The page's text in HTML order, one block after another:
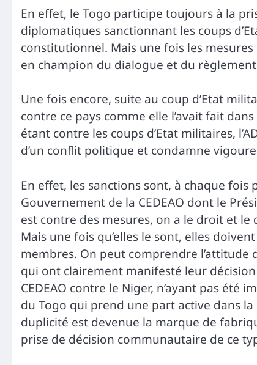
En effet, le Togo participe toujours à la
diplomatiques sanctionnant les coups
constitutionnel. Mais une fois les
en champion du dialogue et du
Une fois encore, suite au coup d’Etat
contre ce pays comme elle l’avait fait
étant contre les coups d’Etat militaires,
d’un conflit politique et condamne
En effet, les sanctions sont, à chaque fois
Gouvernement de la CEDEAO dont le
est contre des mesures, on a le droit et le
Mais une fois qu’elles le sont, elles
membres. On peut comprendre l’attitude
qui ont clairement manifesté leur
CEDEAO contre le Niger, n’ayant pas été
du Togo qui prend une part active dans
duplicité est devenue la marque de
prise de décision communautaire de ce